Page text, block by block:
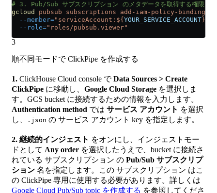
# 3. Pub/Sub サブスクリプション のメタデータを取得する権限を
gcloud
pubsub subscriptions add-iam-policy-binding
  --member=
"serviceAccount:${ YOUR_SERVICE_ACCOUNT }@${
  --role=
"roles/pubsub.viewer"
3
順不同モードで ClickPipe を作成する
1. ClickHouse Cloud console でData Sources > Create
ClickPipe に移動し、 Google Cloud Storage を選択しま
す。GCS bucket に接続するための情報を入力します。
Authentication method では サービス アカウント を選択
し、
.json の サービス アカウント key を指定します。
2. 継続的インジェスト をオンにし、インジェストモー
ドとして Any order を選択したうえで、bucket に接続さ
れている サブスクリプション の Pub/Sub サブスクリプ
ション 名を指定します。この サブスクリプション はこ
の ClickPipe 専用に使用する必要があります。詳しくは
Google Cloud Pub/Sub topic を作成する を参照してくださ